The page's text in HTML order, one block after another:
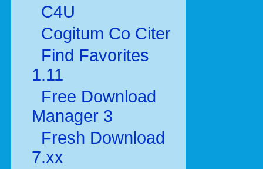
C4U
Cogitum Co Citer
Find Favorites
1.11
Free Download
Manager 3
Fresh Download
7.xx